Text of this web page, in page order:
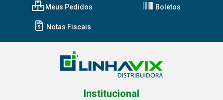
Meus Pedidos Boletos
Notas Fiscais
Institucional